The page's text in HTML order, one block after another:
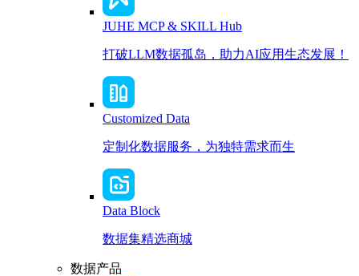
JUHE MCP & SKILL Hub
打破LLM数据孤岛，助力AI应用生态发展！
Customized Data
定制化数据服务，为独特需求而生
Data Block
数据集精选商城
数据产品